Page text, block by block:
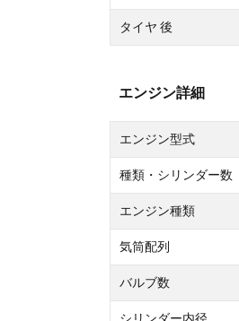
タイヤ 後
エンジン詳細
エンジン型式
種類・シリンダー数
エンジン種類
気筒配列
バルブ数